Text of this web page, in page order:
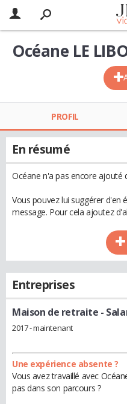
Océane LE
PROFIL
En résumé
Océane n'a pas encore ajouté
Vous pouvez lui suggérer d'en
message. Pour cela ajoutez
Entreprises
Maison de retraite -
2017 - maintenant
Une expérience absente ?
Vous avez travaillé avec
pas dans son parcours ?